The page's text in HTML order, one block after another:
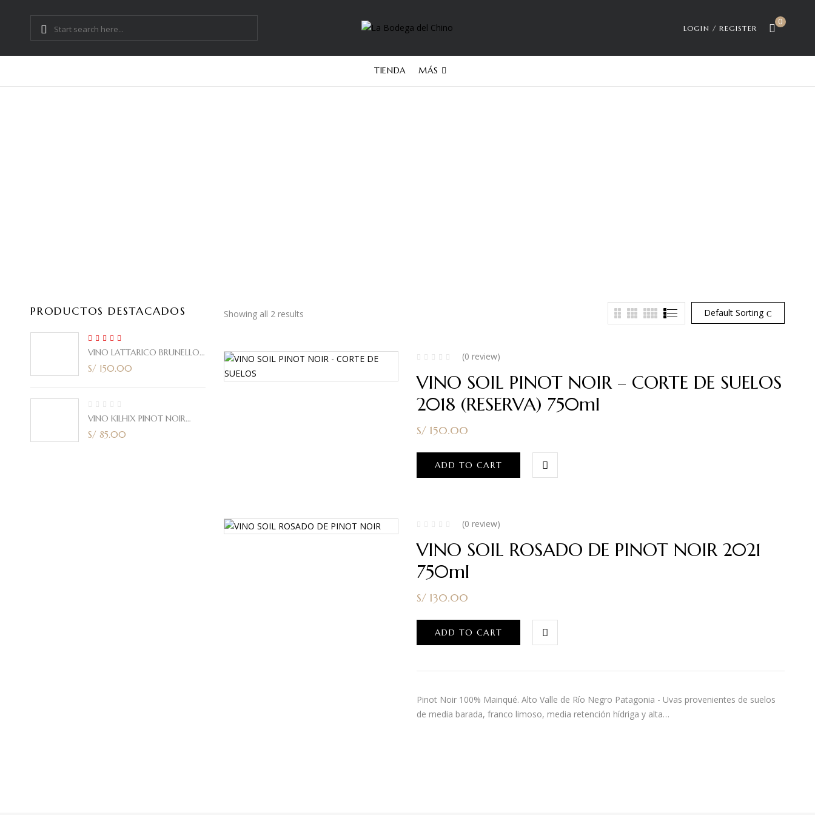
LOGIN / REGISTER
0
TIENDA MÁS
PRODUCTOS DESTACADOS
Rated5.00
out of 5
VINO LATTARICO BRUNELLO
CORTE ITALIANO 2021 750ml
S/ 150.00
VINO KILHIX PINOT NOIR
2020 750ml
S/ 85.00
Default Sorting
Showing all 2 results
(0 review)
VINO SOIL PINOT NOIR – CORTE DE SUELOS
2018 (RESERVA) 750ml
S/150.00
ADD TO CART
(0 review)
VINO SOIL ROSADO DE PINOT NOIR 2021
750ml
S/130.00
ADD TO CART
Pinot Noir 100% Mainqué. Alto Valle de Río Negro Patagonia - Uvas provenientes de suelos
de media barada, franco limoso, media retención hídriga y alta…